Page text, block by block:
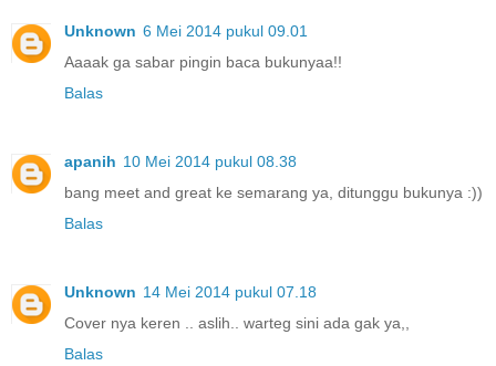
Unknown 6 Mei 2014 pukul 09.01
Aaaak ga sabar pingin baca bukunyaa!!
Balas
apanih 10 Mei 2014 pukul 08.38
bang meet and great ke semarang ya, ditunggu bukunya :))
Balas
Unknown 14 Mei 2014 pukul 07.18
Cover nya keren .. aslih.. warteg sini ada gak ya,,
Balas